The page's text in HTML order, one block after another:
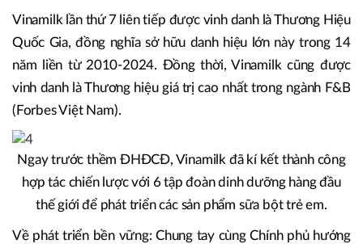
Vinamilk lần thứ 7 liên tiếp được vinh danh là Thương Hiệu
Quốc Gia, đồng nghĩa sở hữu danh hiệu lớn này trong 14
năm liền từ 2010-2024. Đồng thời, Vinamilk cũng được
vinh danh là Thương hiệu giá trị cao nhất trong ngành F&B
(Forbes Việt Nam).
Ngay trước thềm ĐHĐCĐ, Vinamilk đã kí kết thành công
hợp tác chiến lược với 6 tập đoàn dinh dưỡng hàng đầu
thế giới để phát triển các sản phẩm sữa bột trẻ em.
Về phát triển bền vững: Chung tay cùng Chính phủ hướng